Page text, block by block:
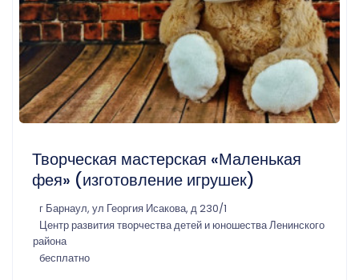
Творческая мастерская «Маленькая
фея» (изготовление игрушек)
г Барнаул, ул Георгия Исакова, д 230/1
Центр развития творчества детей и юношества Ленинского
района
бесплатно